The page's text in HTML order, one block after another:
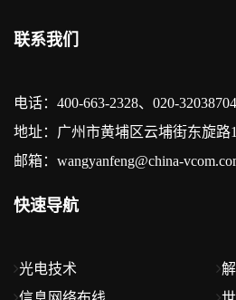
联系我们
电话：400-663-2328、020-32038704
地址：广州市黄埔区云埔街东旋路
邮箱：wangyanfeng@china-
快速导航
光电技术